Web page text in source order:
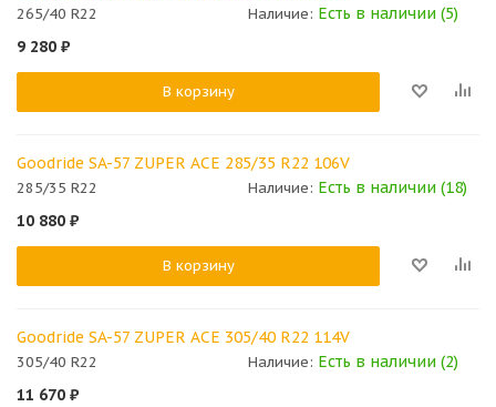
265/40 R22 Наличие: Есть в наличии (5)
9 280 ₽
В корзину
Goodride SA-57 ZUPER ACE 285/35 R22 106V
285/35 R22 Наличие: Есть в наличии (18)
10 880 ₽
В корзину
Goodride SA-57 ZUPER ACE 305/40 R22 114V
305/40 R22 Наличие: Есть в наличии (2)
11 670 ₽